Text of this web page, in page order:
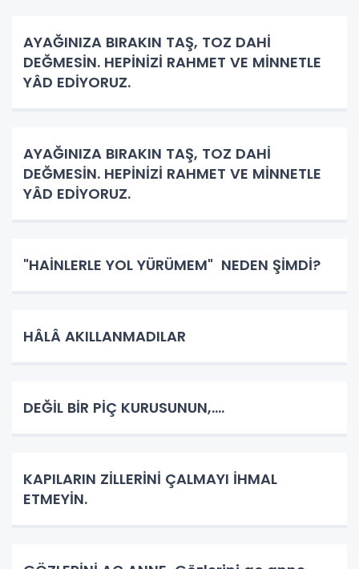
AYAĞINIZA BIRAKIN TAŞ, TOZ DAHİ
DEĞMESİN. HEPİNİZİ RAHMET VE MİNNETLE
YÂD EDİYORUZ.
AYAĞINIZA BIRAKIN TAŞ, TOZ DAHİ
DEĞMESİN. HEPİNİZİ RAHMET VE MİNNETLE
YÂD EDİYORUZ.
"HAİNLERLE YOL YÜRÜMEM" NEDEN ŞİMDİ?
HÂLÂ AKILLANMADILAR
DEĞİL BİR PİÇ KURUSUNUN,....
KAPILARIN ZİLLERİNİ ÇALMAYI İHMAL
ETMEYİN.